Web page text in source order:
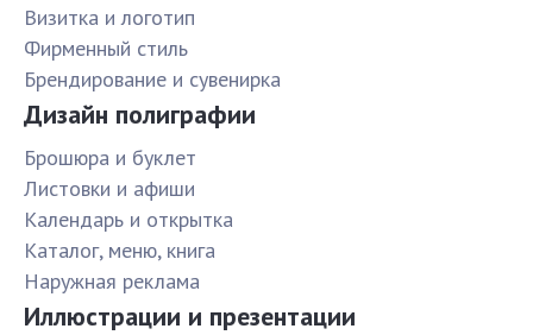
Визитка и логотип
Фирменный стиль
Брендирование и сувенирка
Дизайн полиграфии
Брошюра и буклет
Листовки и афиши
Календарь и открытка
Каталог, меню, книга
Наружная реклама
Иллюстрации и презентации